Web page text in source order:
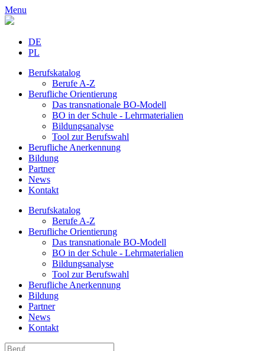
Menu
DE
PL
Berufskatalog
Berufe A-Z
Berufliche Orientierung
Das transnationale BO-Modell
BO in der Schule - Lehrmaterialien
Bildungsanalyse
Tool zur Berufswahl
Berufliche Anerkennung
Bildung
Partner
News
Kontakt
Berufskatalog
Berufe A-Z
Berufliche Orientierung
Das transnationale BO-Modell
BO in der Schule - Lehrmaterialien
Bildungsanalyse
Tool zur Berufswahl
Berufliche Anerkennung
Bildung
Partner
News
Kontakt